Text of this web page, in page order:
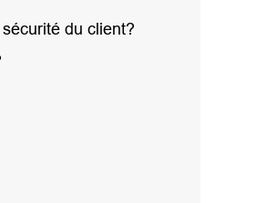
du client?